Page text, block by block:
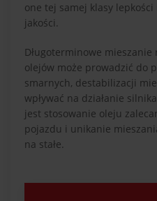
one tej samej klasy
jakości.
Długoterminowe
olejów może prowadzić do
smarnych, destabilizacji
wpływać na działanie
jest stosowanie oleju
pojazdu i unikanie
na stałe.